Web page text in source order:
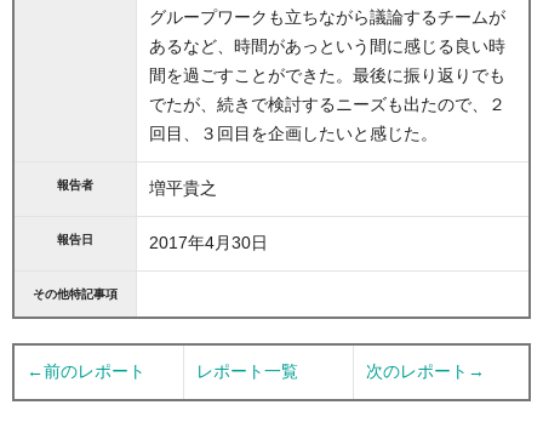
グループワークも立ちながら議論するチームが
あるなど、時間があっという間に感じる良い時
間を過ごすことができた。最後に振り返りでも
でたが、続きで検討するニーズも出たので、２
回目、３回目を企画したいと感じた。
報告者 増平貴之
報告日 2017年4月30日
その他特記事項
←前のレポート レポート一覧 次のレポート→